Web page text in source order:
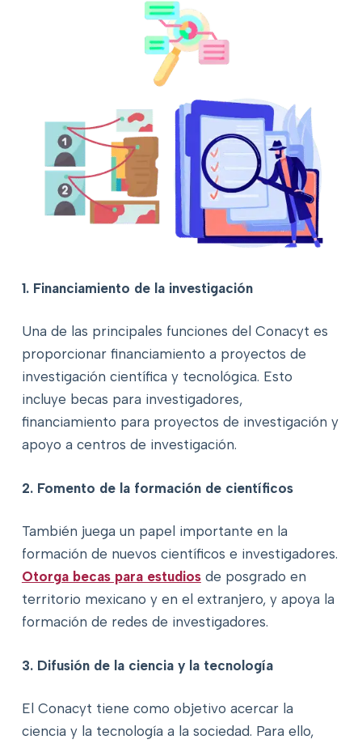
1. Financiamiento de la investigación
Una de las principales funciones del Conacyt es
proporcionar financiamiento a proyectos de
investigación científica y tecnológica. Esto
incluye becas para investigadores,
financiamiento para proyectos de investigación y
apoyo a centros de investigación.
2. Fomento de la formación de científicos
También juega un papel importante en la
formación de nuevos científicos e investigadores.
Otorga becas para estudiosde posgrado en
territorio mexicano y en el extranjero, y apoya la
formación de redes de investigadores.
3. Difusión de la ciencia y la tecnología
El Conacyt tiene como objetivo acercar la
ciencia y la tecnología a la sociedad. Para ello,